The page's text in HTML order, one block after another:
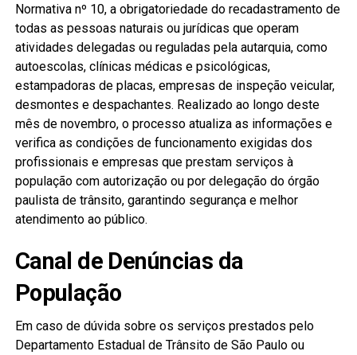
Normativa nº 10, a obrigatoriedade do recadastramento de
todas as pessoas naturais ou jurídicas que operam
atividades delegadas ou reguladas pela autarquia, como
autoescolas, clínicas médicas e psicológicas,
estampadoras de placas, empresas de inspeção veicular,
desmontes e despachantes. Realizado ao longo deste
mês de novembro, o processo atualiza as informações e
verifica as condições de funcionamento exigidas dos
profissionais e empresas que prestam serviços à
população com autorização ou por delegação do órgão
paulista de trânsito, garantindo segurança e melhor
atendimento ao público.
Canal de Denúncias da
População
Em caso de dúvida sobre os serviços prestados pelo
Departamento Estadual de Trânsito de São Paulo ou